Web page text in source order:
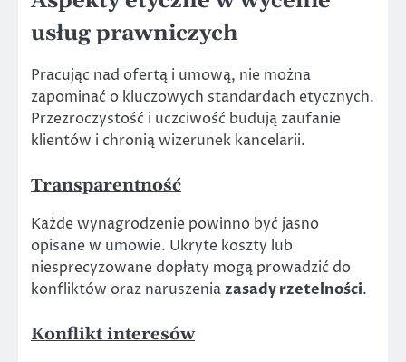
usług prawniczych
Pracując nad ofertą i umową, nie można
zapominać o kluczowych standardach etycznych.
Przezroczystość i uczciwość budują zaufanie
klientów i chronią wizerunek kancelarii.
Transparentność
Każde wynagrodzenie powinno być jasno
opisane w umowie. Ukryte koszty lub
niesprecyzowane dopłaty mogą prowadzić do
konfliktów oraz naruszeniazasady rzetelności.
Konflikt interesów